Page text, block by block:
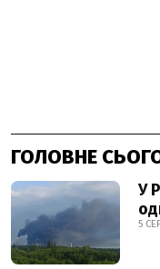
ГОЛОВНЕ
У
5